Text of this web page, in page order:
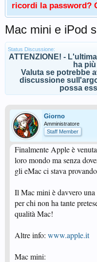
ricordi la password?
Mac mini e iPod
Status Discussione:
ATTENZIONE! -
ha
Valuta se potrebbe
discussione
possa
Giorno
Amministratore
Staff Member
Finalmente Apple è
loro mondo ma senza
gli eMac ci stava
Il Mac mini è davvero
per chi non ha tante
qualità Mac!
Altre info: www.apple.it
Mac mini: